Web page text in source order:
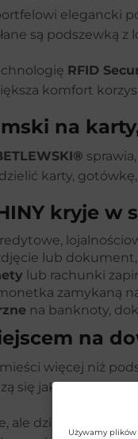
Używamy
elegancki
są podszewką
RFID
komfort
na
karty,
kryje w
lub dokument,
lub rachunki
zamykaną
na banknoty,
na
więcej niż
się jako miejsce
ale dzięki